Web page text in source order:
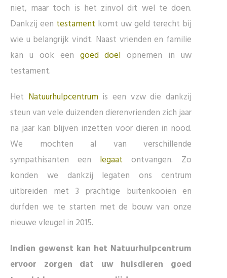
niet, maar toch is het zinvol dit wel te doen.
Dankzij een testament komt uw geld terecht bij
wie u belangrijk vindt. Naast vrienden en familie
kan u ook een goed doel opnemen in uw
testament.
Het Natuurhulpcentrumis een vzw die dankzij
steun van vele duizenden dierenvrienden zich jaar
na jaar kan blijven inzetten voor dieren in nood.
We mochten al van verschillende
sympathisanten een legaat ontvangen. Zo
konden we dankzij legaten ons centrum
uitbreiden met 3 prachtige buitenkooien en
durfden we te starten met de bouw van onze
nieuwe vleugel in 2015.
Indien gewenst kan het Natuurhulpcentrum
ervoor zorgen dat uw huisdieren goed